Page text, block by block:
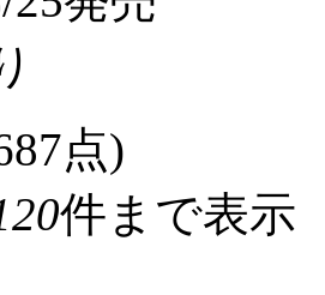
エンタテイ
塚尊 誘拐事件
込) 165ポイ